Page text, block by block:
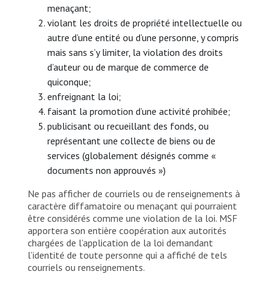
Nous recrutons : Logisticien ou logisticienne
technique
menaçant;
violant les droits de propriété intellectuelle ou
autre d’une entité ou d’une personne, y compris
mais sans s’y limiter, la violation des droits
d’auteur ou de marque de commerce de
quiconque;
enfreignant la loi;
faisant la promotion d’une activité prohibée;
publicisant ou recueillant des fonds, ou
représentant une collecte de biens ou de
services (globalement désignés comme «
documents non approuvés »)
Ne pas afficher de courriels ou de renseignements à
caractère diffamatoire ou menaçant qui pourraient
être considérés comme une violation de la loi. MSF
apportera son entière coopération aux autorités
chargées de l’application de la loi demandant
l’identité de toute personne qui a affiché de tels
courriels ou renseignements.